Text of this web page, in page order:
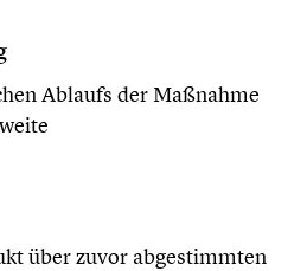
Ablaufs der Maßnahme
über zuvor abgestimmten